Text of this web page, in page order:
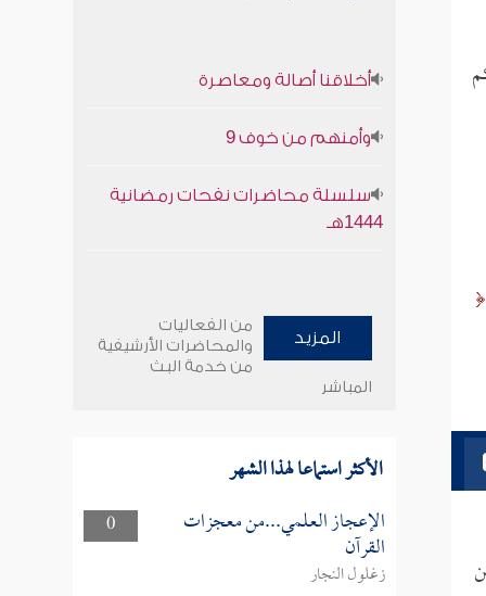
أخلاقنا أصالة ومعاصرة
وأمنهم من خوف 9
سلسلة محاضرات نفحات رمضانية
1444هـ
المزيد
من الفعاليات
والمحاضرات الأرشيفية
من خدمة البث
المباشر
الأكثر استماعا لهذا الشهر
0 الإعجاز العلمي...من معجزات
القرآن
زغلول النجار